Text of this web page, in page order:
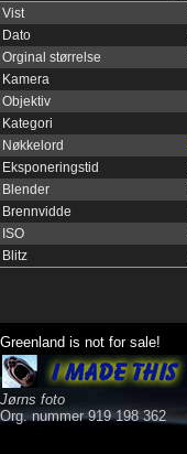
Vist
Dato
Orginal størrelse
Kamera
Objektiv
Kategori
Nøkkelord
Eksponeringstid
Blender
Brennvidde
ISO
Blitz
Greenland is not for sale!
Jørns foto
Org. nummer 919 198 362